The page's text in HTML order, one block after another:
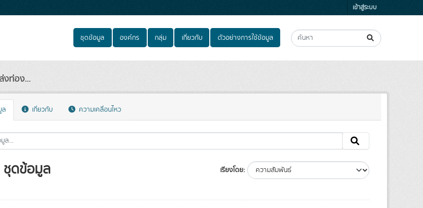
เข้าสู่ระบบ
ชุดข้อมูล องค์กร กลุ่ม เกี่ยวกับ ตัวอย่างการใช้ข้อมูล
งท่อง...
เกี่ยวกับ ความเคลื่อนไหว
เรียงโดย
ดข้อมูล